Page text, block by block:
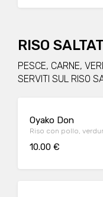
RISO
PESCE, CARNE,
SERVITI SUL RISO
Oyako Don
Riso con pollo,
10.00 €